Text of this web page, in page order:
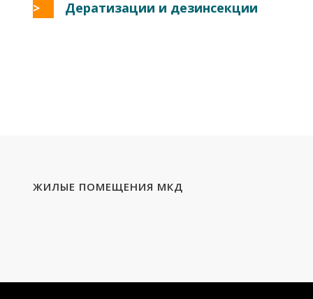
Дератизации и дезинсекции
ЖИЛЫЕ ПОМЕЩЕНИЯ МКД